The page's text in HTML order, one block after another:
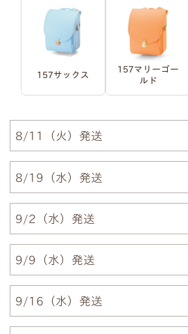
157サックス
157マリーゴー
ルド
8/11（火）発送
8/19（水）発送
9/2（水）発送
9/9（水）発送
9/16（水）発送
です。
例2）
例1）フルネーム 明朝体 例2）
例3）下の名前のみ 明朝体